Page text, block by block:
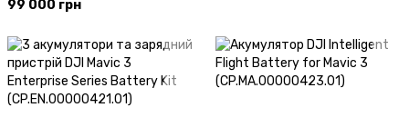
99 000 грн